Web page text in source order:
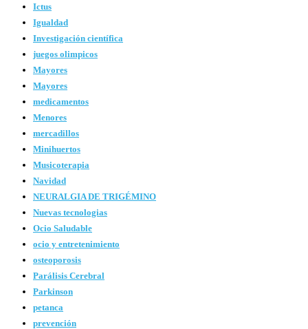
Ictus
Igualdad
Investigación científica
juegos olimpicos
Mayores
Mayores
medicamentos
Menores
mercadillos
Minihuertos
Musicoterapia
Navidad
NEURALGIA DE TRIGÉMINO
Nuevas tecnologias
Ocio Saludable
ocio y entretenimiento
osteoporosis
Parálisis Cerebral
Parkinson
petanca
prevención